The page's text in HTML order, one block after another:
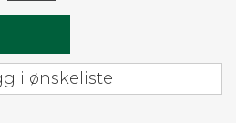
i ønskeliste